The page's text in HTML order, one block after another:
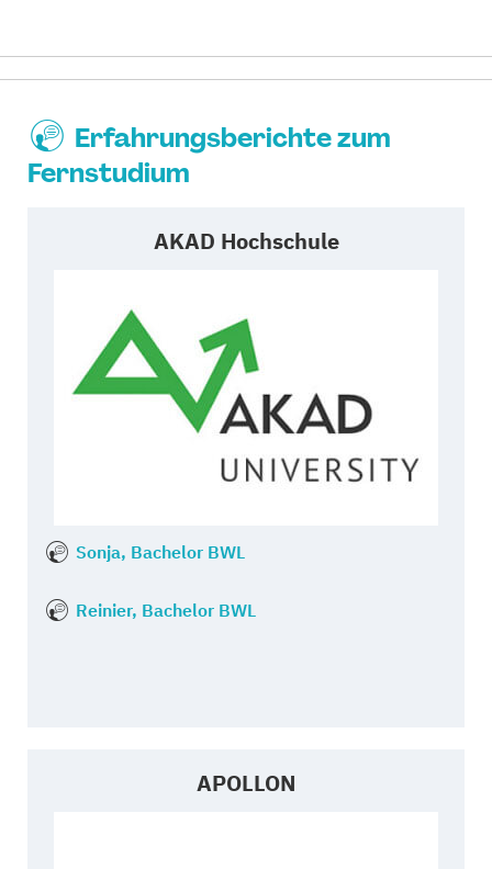
Erfahrungsberichte zum
Fernstudium
AKAD Hochschule
Sonja, Bachelor BWL
Reinier, Bachelor BWL
APOLLON